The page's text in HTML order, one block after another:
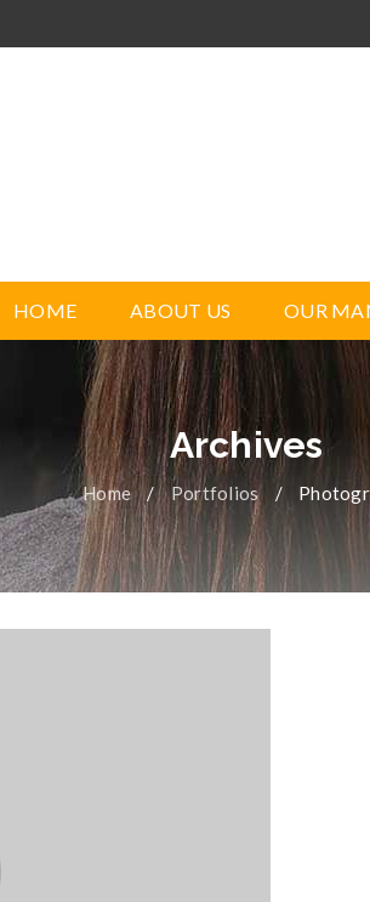
HOME ABOUT US OUR
Archives
Home / Portfolios /